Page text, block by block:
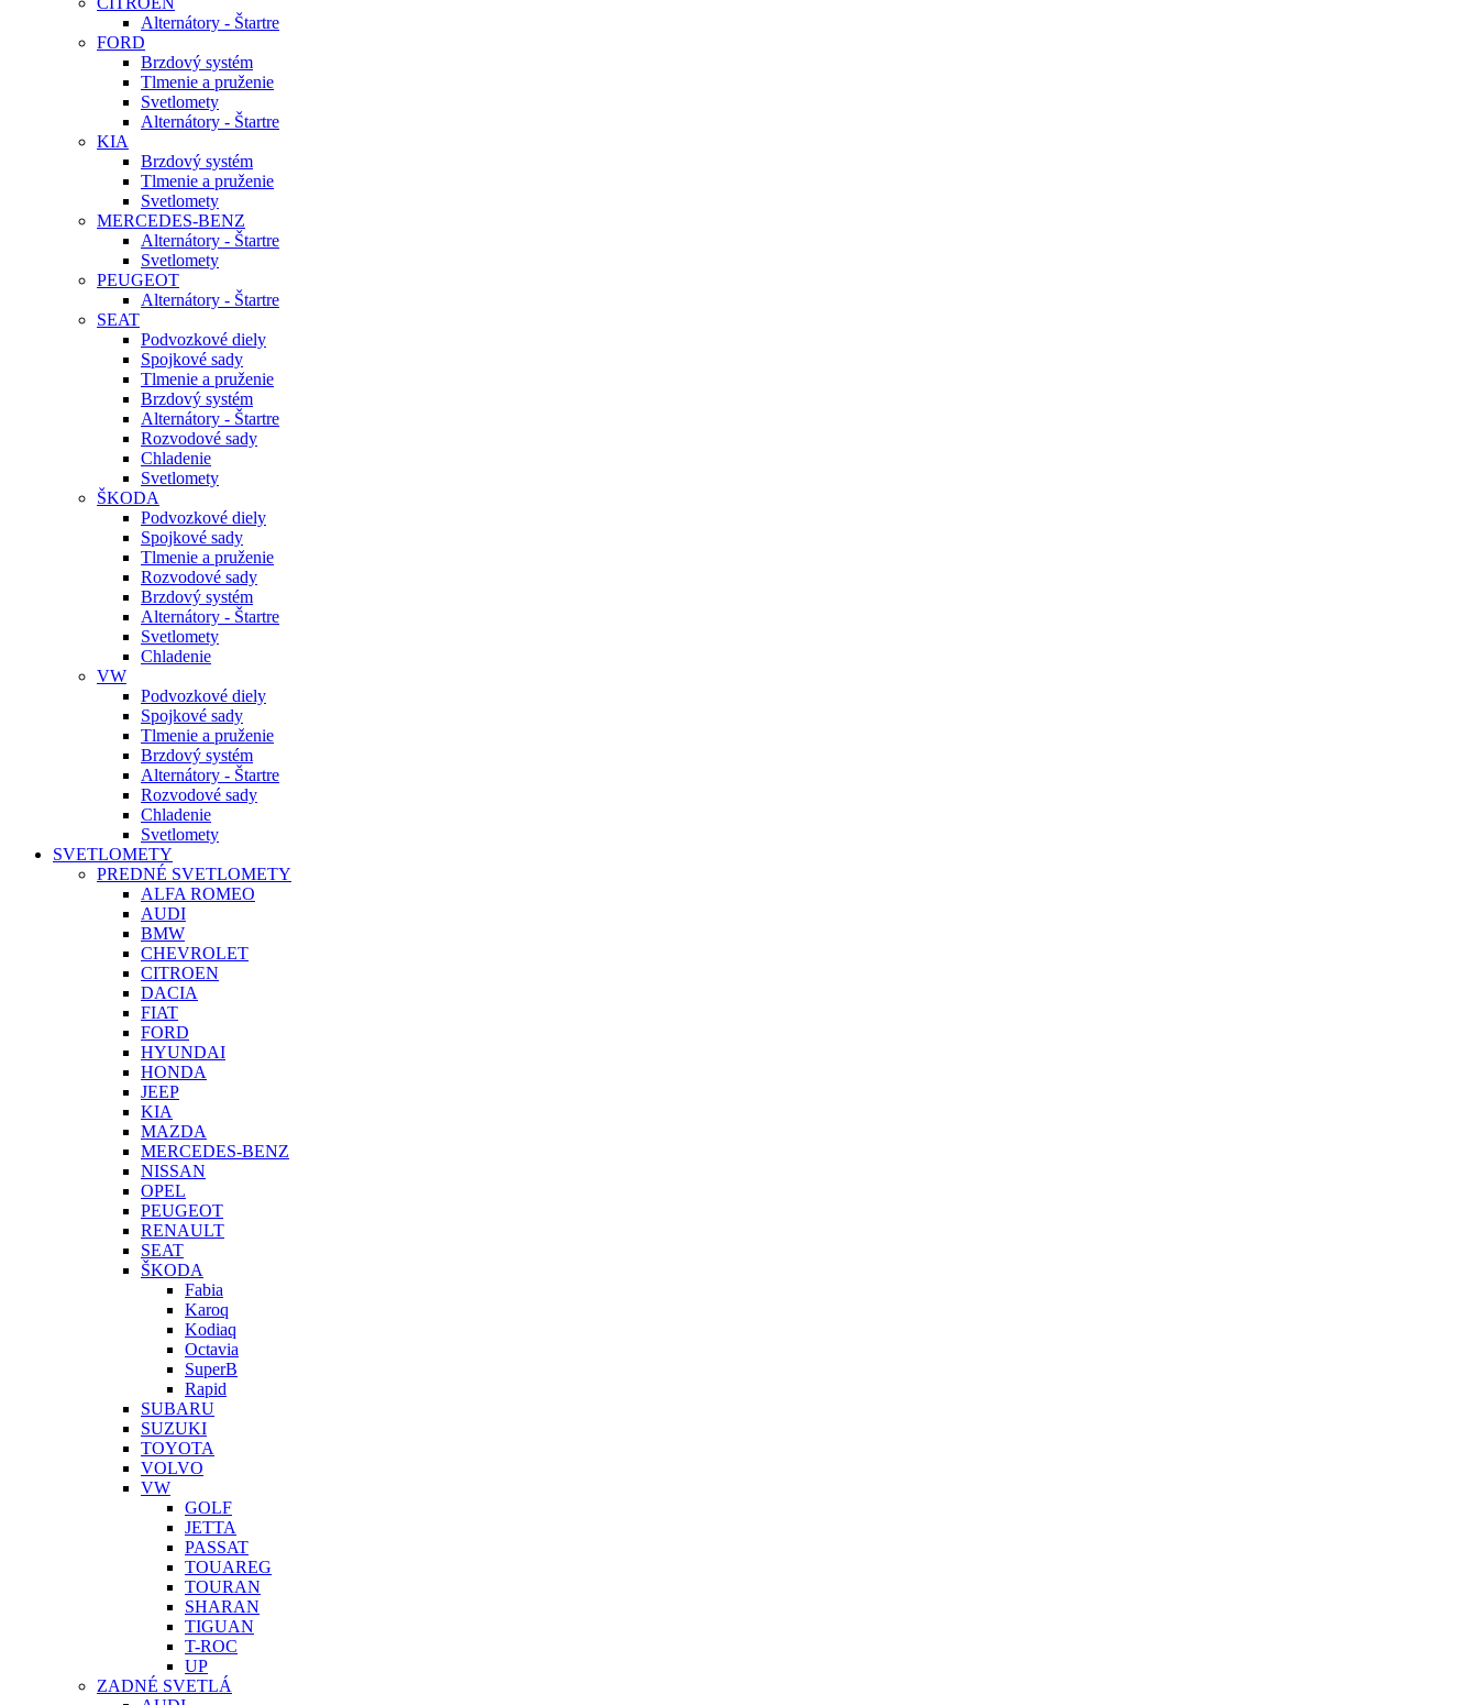
Alternátory - Štartre
FORD
Brzdový systém
Tlmenie a pruženie
Svetlomety
Alternátory - Štartre
KIA
Brzdový systém
Tlmenie a pruženie
Svetlomety
MERCEDES-BENZ
Alternátory - Štartre
Svetlomety
PEUGEOT
Alternátory - Štartre
SEAT
Podvozkové diely
Spojkové sady
Tlmenie a pruženie
Brzdový systém
Alternátory - Štartre
Rozvodové sady
Chladenie
Svetlomety
ŠKODA
Podvozkové diely
Spojkové sady
Tlmenie a pruženie
Rozvodové sady
Brzdový systém
Alternátory - Štartre
Svetlomety
Chladenie
VW
Podvozkové diely
Spojkové sady
Tlmenie a pruženie
Brzdový systém
Alternátory - Štartre
Rozvodové sady
Chladenie
Svetlomety
SVETLOMETY
PREDNÉ SVETLOMETY
ALFA ROMEO
AUDI
BMW
CHEVROLET
CITROEN
DACIA
FIAT
FORD
HYUNDAI
HONDA
JEEP
KIA
MAZDA
MERCEDES-BENZ
NISSAN
OPEL
PEUGEOT
RENAULT
SEAT
ŠKODA
Fabia
Karoq
Kodiaq
Octavia
SuperB
Rapid
SUBARU
SUZUKI
TOYOTA
VOLVO
VW
GOLF
JETTA
PASSAT
TOUAREG
TOURAN
SHARAN
TIGUAN
T-ROC
UP
ZADNÉ SVETLÁ